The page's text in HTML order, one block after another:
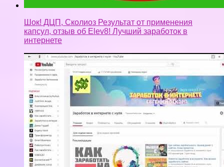
Шок! ДЦП, Сколиоз Результат от применения
капсул, отзыв об Elev8! Лучший заработок в
интернете